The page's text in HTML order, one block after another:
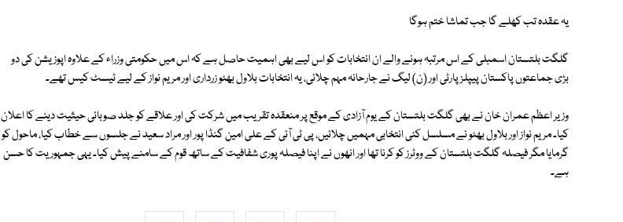
یہ عقدہ تب کھلے گا جب تماشا ختم ہوگا
گلگت بلتستان اسمبلی کے اس مرتبہ ہونے والے ان انتخابات کو اس لیے بھی اہمیت حاصل ہے کہ اس میں حکومتی وزراء کے علاوہ اپوزیشن کی دو
بڑی جماعتوں پاکستان پیپلز پارٹی اور (ن) لیگ نے جارحانہ مہم چلائی، یہ انتخابات بلاول بھٹو زرداری اور مریم نواز کے لیے ٹیسٹ کیس تھے۔
وزیر اعظم عمران خان نے بھی گلگت بلتستان کے یوم آزادی کے موقع پر منعقدہ تقریب میں شرکت کی اور علاقے کو جلد صوبائی حیثیت دینے کا اعلان
کیا۔ مریم نواز اور بلاول بھٹو نے مسلسل کئی انتخابی مہمیں چلائیں، پی ٹی آئی کے علی امین گنڈا پور اور مراد سعید نے جلسوں سے خطاب کیا، ماحول کو
گرمایا مگر فیصلہ گلگت بلتستان کے ووٹرز کو کرنا تھا اور انھوں نے اپنا فیصلہ پوری شفافیت کے ساتھ قوم کے سامنے پیش کیا۔ یہی جمہوریت کا حسن
ہے۔